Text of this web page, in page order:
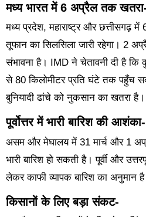
मध्य भारत में 6 अप्रैल तक
मध्य प्रदेश, महाराष्ट्र और छत्तीसगढ़
तूफान का सिलसिला जारी रहेगा। 2
संभावना है। IMD ने चेतावनी दी है कि
से 80 किलोमीटर प्रति घंटे तक पहुँच
बुनियादी ढांचे को नुकसान का खतरा है।
पूर्वोत्तर में भारी बारिश की आशंका-
असम और मेघालय में 31 मार्च और 1
भारी बारिश हो सकती है। पूर्वी और
लेकर काफी व्यापक बारिश का अनुमान
किसानों के लिए बड़ा संकट-